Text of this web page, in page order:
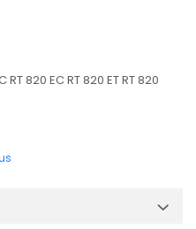
RT 820 EC RT 820 ET RT 820